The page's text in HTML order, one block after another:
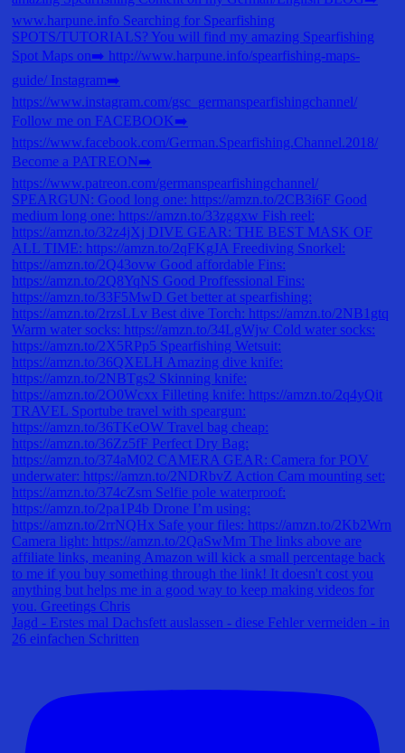
Jagd - Erstes mal Dachsfett auslassen - diese Fehler vermeiden - in
26 einfachen Schritten